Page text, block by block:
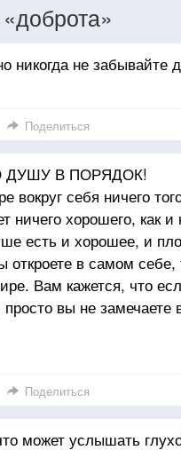
никогда не забывайте
Поделиться
В ПОРЯДОК!
вокруг себя ничего
ничего хорошего, как
есть и хорошее, и
откроете в самом
Вам кажется, что
вы не замечаете
добра. Жадному —
любовью, а для
усилий, чтобы
Поделиться
может услышать